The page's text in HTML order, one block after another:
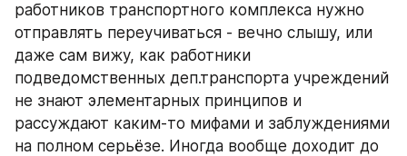
работников транспортного комплекса нужно
отправлять переучиваться - вечно слышу, или
даже сам вижу, как работники
подведомственных деп.транспорта учреждений
не знают элементарных принципов и
рассуждают каким-то мифами и заблуждениями
на полном серьёзе. Иногда вообще доходит до